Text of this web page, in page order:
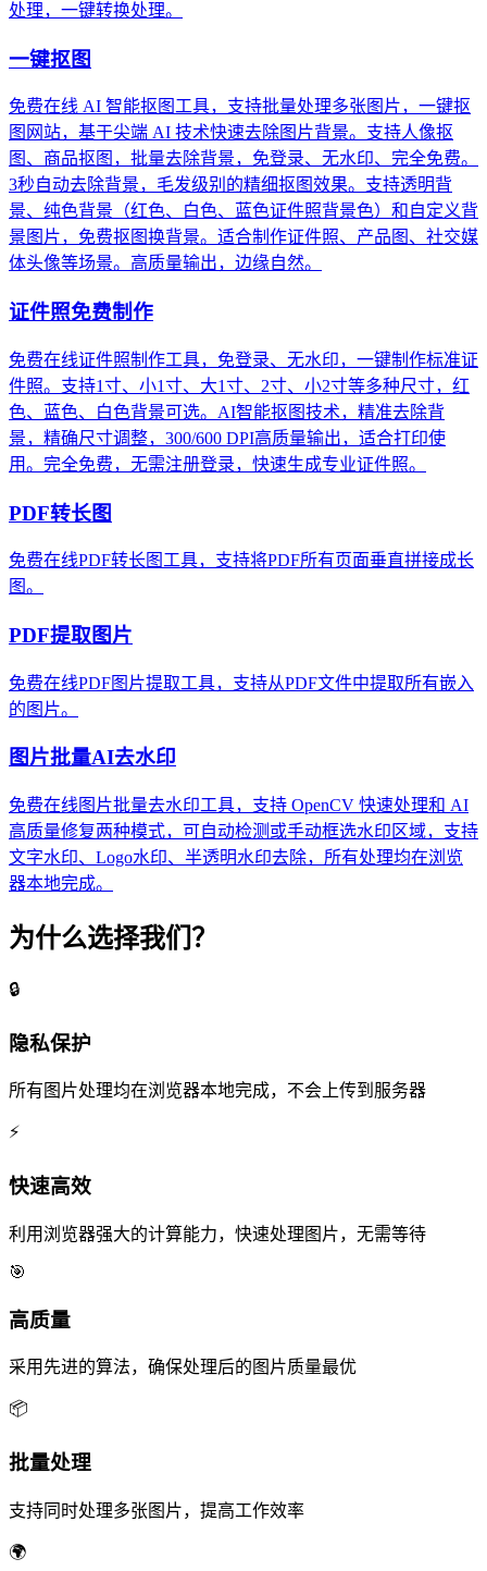
处理，一键转换处理。
一键抠图
免费在线 AI 智能抠图工具，支持批量处理多张图片，一键抠
图网站，基于尖端 AI 技术快速去除图片背景。支持人像抠
图、商品抠图，批量去除背景，免登录、无水印、完全免费。
3秒自动去除背景，毛发级别的精细抠图效果。支持透明背
景、纯色背景（红色、白色、蓝色证件照背景色）和自定义背
景图片，免费抠图换背景。适合制作证件照、产品图、社交媒
体头像等场景。高质量输出，边缘自然。
证件照免费制作
免费在线证件照制作工具，免登录、无水印，一键制作标准证
件照。支持1寸、小1寸、大1寸、2寸、小2寸等多种尺寸，红
色、蓝色、白色背景可选。AI智能抠图技术，精准去除背
景，精确尺寸调整，300/600 DPI高质量输出，适合打印使
用。完全免费，无需注册登录，快速生成专业证件照。
PDF转长图
免费在线PDF转长图工具，支持将PDF所有页面垂直拼接成长
图。
PDF提取图片
免费在线PDF图片提取工具，支持从PDF文件中提取所有嵌入
的图片。
图片批量AI去水印
免费在线图片批量去水印工具，支持 OpenCV 快速处理和 AI
高质量修复两种模式，可自动检测或手动框选水印区域，支持
文字水印、Logo水印、半透明水印去除，所有处理均在浏览
器本地完成。
为什么选择我们？
🔒
隐私保护
所有图片处理均在浏览器本地完成，不会上传到服务器
⚡
快速高效
利用浏览器强大的计算能力，快速处理图片，无需等待
🎯
高质量
采用先进的算法，确保处理后的图片质量最优
📦
批量处理
支持同时处理多张图片，提高工作效率
🌍